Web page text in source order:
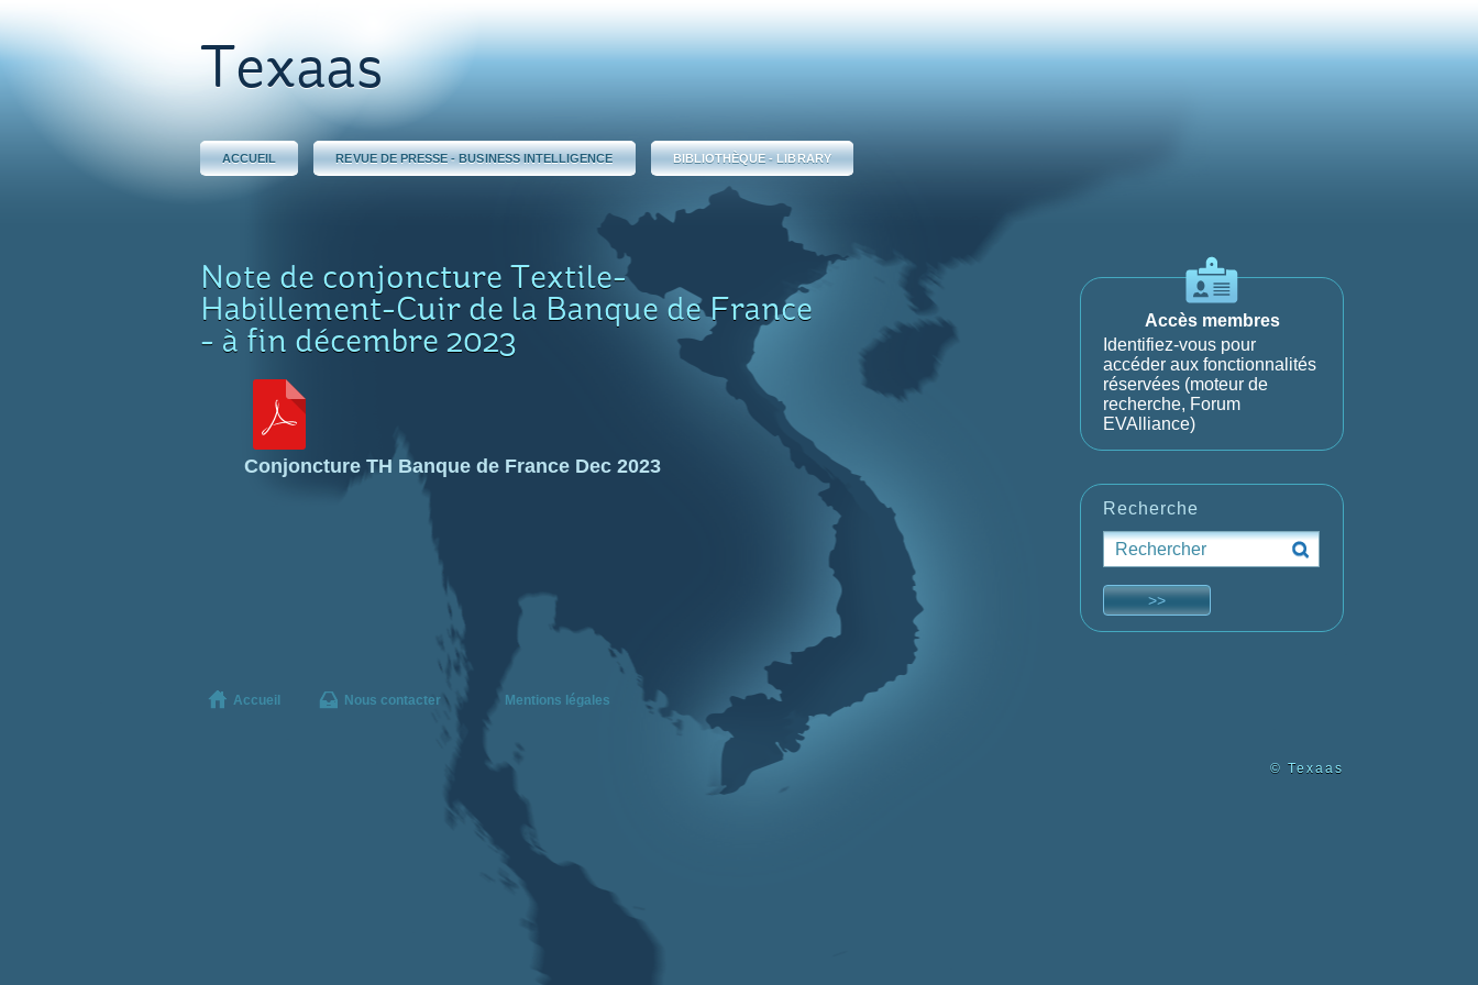
Texaas
ACCUEIL REVUE DE PRESSE - BUSINESS INTELLIGENCE BIBLIOTHÈQUE - LIBRARY
Note de conjoncture Textile-
Habillement-Cuir de la Banque de France
- à fin décembre 2023
Conjoncture TH Banque de France Dec 2023
Accès membres
Identifiez-vous pour
accéder aux fonctionnalités
réservées (moteur de
recherche, Forum
EVAlliance)
Recherche
Accueil Nous contacter Mentions légales
© Texaas